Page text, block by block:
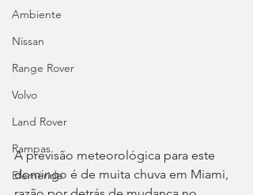
Ambiente
Nissan
Range Rover
Volvo
Land Rover
Rampas
Efeméride
A previsão meteorológica para este
domingo é de muita chuva em Miami,